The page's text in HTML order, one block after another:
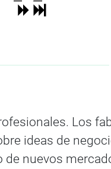
Los
ideas de
nuevos